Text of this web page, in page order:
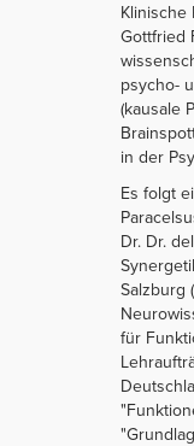
Klinische
Gottfried
psycho-
(kausale
in der
Es folgt
Dr. Dr.
Salzburg
für